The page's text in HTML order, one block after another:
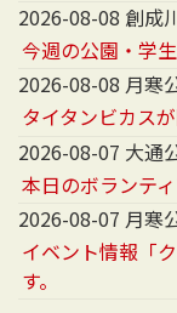
2026-08-08 創成
今週の公園・学
2026-08-08 月寒
タイタンビカス
2026-08-07 大通
本日のボランテ
2026-08-07 月寒
イベント情報「
す。